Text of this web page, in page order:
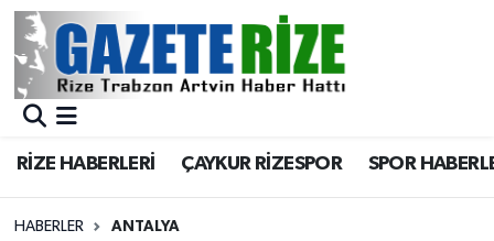
RİZE HABERLERİ ÇAYKUR RİZESPOR SPOR
HABERLER ANTALYA
BÖLGEMİZ
Asayiş
Merkez Nöbetçi Eczaneler
Merkez Trafik Yoğunluk Haritası